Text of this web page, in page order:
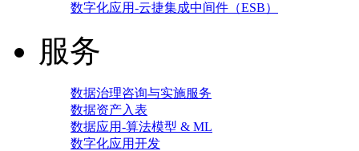
数字化应用-云捷集成中间件（ESB）
服务
数据治理咨询与实施服务
数据资产入表
数据应用-算法模型 & ML
数字化应用开发